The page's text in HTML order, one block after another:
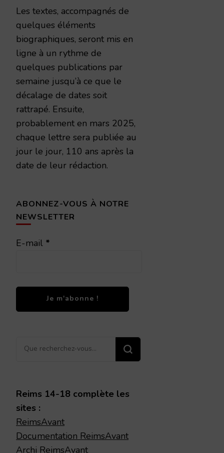
Les textes, accompagnés de
quelques éléments
biographiques, seront mis en
ligne à un rythme de
quelques publications par
semaine jusqu’à ce que le
décalage de dates soit
rattrapé. Ensuite,
probablement en mars 2025,
chaque lettre sera publiée au
jour le jour, 110 ans après la
date de leur rédaction.
ABONNEZ-VOUS À NOTRE
NEWSLETTER
E-mail *
Vous
Reims 14-18 complète les
sites :
ReimsAvant
Documentation ReimsAvant
Archi ReimsAvant